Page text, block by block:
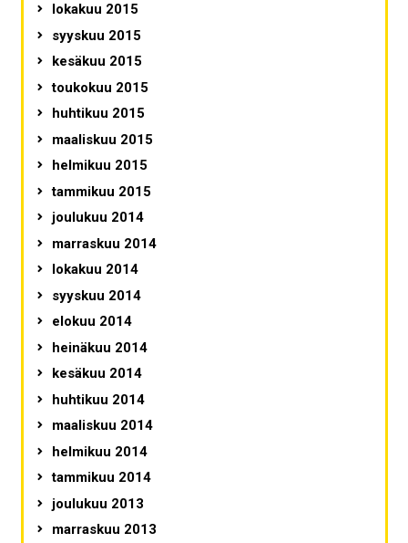
lokakuu 2015
syyskuu 2015
kesäkuu 2015
toukokuu 2015
huhtikuu 2015
maaliskuu 2015
helmikuu 2015
tammikuu 2015
joulukuu 2014
marraskuu 2014
lokakuu 2014
syyskuu 2014
elokuu 2014
heinäkuu 2014
kesäkuu 2014
huhtikuu 2014
maaliskuu 2014
helmikuu 2014
tammikuu 2014
joulukuu 2013
marraskuu 2013